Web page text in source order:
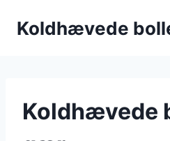
Koldhævede
Koldhævede